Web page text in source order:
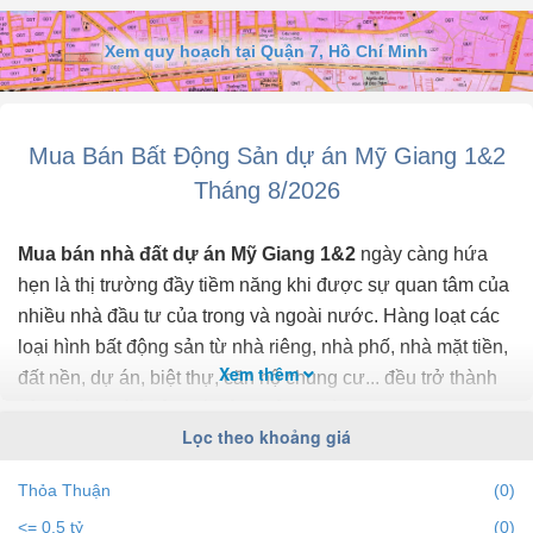
Địa chỉ: Số 05 Mỹ Giang 2, đường O, phường Tân Phong, Quận 7,
TP. HCM.
Diện tích khuôn viên đất: 108m².
(Mặt bằng vuông vức).
Hướng nhà chính: Hướng Tây Nam.
2. Đặc điểm hạ tầng giao thông và Tiếp giáp:
Mặt tiền trước nhà: Tiếp giáp trục đường nội khu lộ giới lớn rộng
21m, vị trí đối diện công ...
Xem quy hoạch tại Quận 7, Hồ Chí Minh
Mua Bán Bất Động Sản dự án Mỹ Giang 1&2
Tháng 8/2026
Mua bán nhà đất dự án Mỹ Giang 1&2 ngày càng hứa
hẹn là thị trường đầy tiềm năng khi được sự quan tâm của
nhiều nhà đầu tư của trong và ngoài nước. Hàng loạt các
loại hình bất động sản từ nhà riêng, nhà phố, nhà mặt tiền,
đất nền, dự án, biệt thự, căn hộ chung cư... đều trở thành
Giang 1&2
Xem thêm
Lọc theo khoảng giá
Thỏa Thuận
(0)
<= 0.5 tỷ
(0)